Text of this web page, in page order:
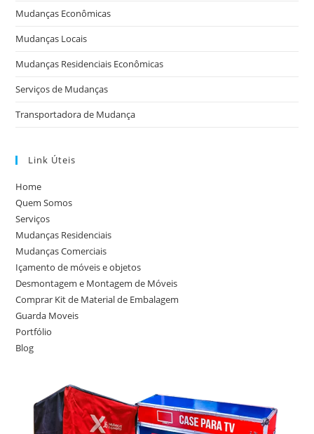
Mudanças Econômicas
Mudanças Locais
Mudanças Residenciais Econômicas
Serviços de Mudanças
Transportadora de Mudança
Link Úteis
Home
Quem Somos
Serviços
Mudanças Residenciais
Mudanças Comerciais
Içamento de móveis e objetos
Desmontagem e Montagem de Móveis
Comprar Kit de Material de Embalagem
Guarda Moveis
Portfólio
Blog